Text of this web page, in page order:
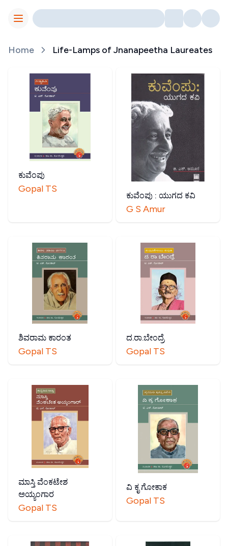
Toggle Menu
Home Life-Lamps of Jnanapeetha Laureates
ಕುವೆಂಪು
Gopal TS
ಕುವೆಂಪು : ಯುಗದ ಕವಿ
G S Amur
ಶಿವರಾಮ ಕಾರಂತ
Gopal TS
ದ.ರಾ.ಬೇಂದ್ರೆ
Gopal TS
ಮಾಸ್ತಿ ವೆಂಕಟೇಶ
ಅಯ್ಯಂಗಾರ
Gopal TS
ವಿ ಕೃ ಗೋಕಾಕ
Gopal TS